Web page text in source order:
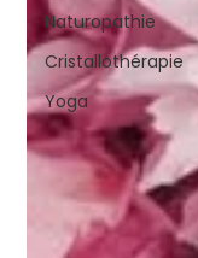
Naturopathie
Cristallothérapie
Yoga